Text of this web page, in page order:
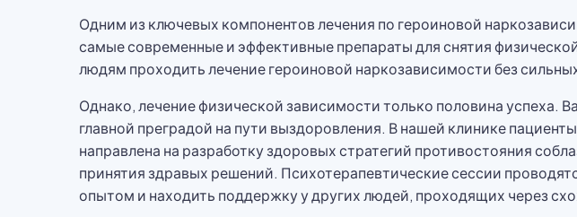
Одним из ключевых компонентов лечения по героиновой
самые современные и эффективные препараты для снятия
людям проходить лечение героиновой наркозависимости без
Однако, лечение физической зависимости только половина успеха.
главной преградой на пути выздоровления. В нашей клинике
направлена на разработку здоровых стратегий противостояния
принятия здравых решений. Психотерапевтические сессии
опытом и находить поддержку у других людей, проходящих через